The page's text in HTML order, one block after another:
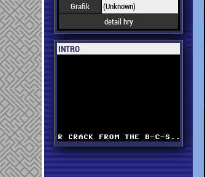
Grafik
(Unknown)
detail hry
INTRO